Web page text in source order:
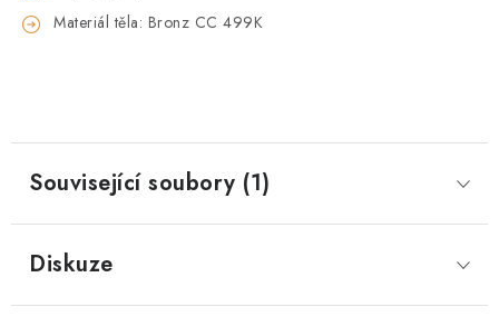
Materiál těla: Bronz CC 499K
Související soubory (1)
Diskuze